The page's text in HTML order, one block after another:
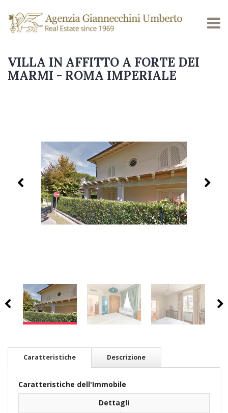
VILLA IN AFFITTO A FORTE DEI
MARMI - ROMA IMPERIALE
Caratteristiche Descrizione
Caratteristiche dell'Immobile
Dettagli